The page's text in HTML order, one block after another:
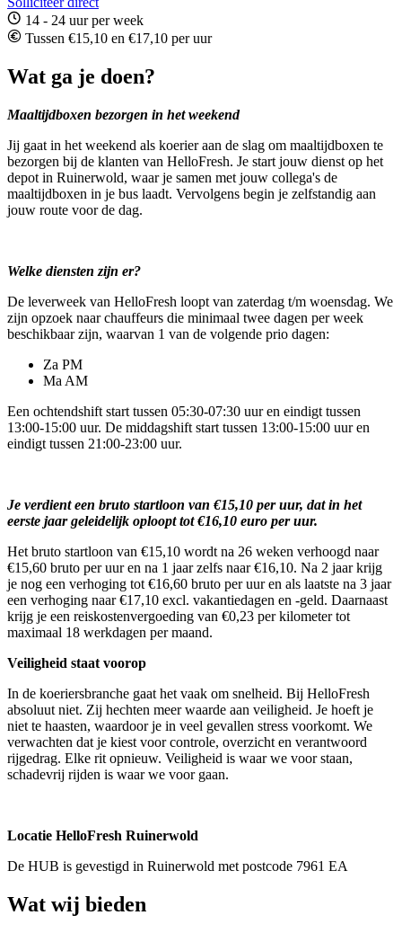
14 - 24 uur per week
Tussen €15,10 en €17,10 per uur
Wat ga je doen?
Maaltijdboxen bezorgen in het weekend
Jij gaat in het weekend als koerier aan de slag om maaltijdboxen te
bezorgen bij de klanten van HelloFresh. Je start jouw dienst op het
depot in Ruinerwold, waar je samen met jouw collega's de
maaltijdboxen in je bus laadt. Vervolgens begin je zelfstandig aan
jouw route voor de dag.
Welke diensten zijn er?
De leverweek van HelloFresh loopt van zaterdag t/m woensdag. We
zijn opzoek naar chauffeurs die minimaal twee dagen per week
beschikbaar zijn, waarvan 1 van de volgende prio dagen:
Za PM
Ma AM
Een ochtendshift start tussen 05:30-07:30 uur en eindigt tussen
13:00-15:00 uur. De middagshift start tussen 13:00-15:00 uur en
eindigt tussen 21:00-23:00 uur.
Je verdient een bruto startloon van €15,10 per uur, dat in het
eerste jaar geleidelijk oploopt tot €16,10 euro per uur.
Het bruto startloon van €15,10 wordt na 26 weken verhoogd naar
€15,60 bruto per uur en na 1 jaar zelfs naar €16,10. Na 2 jaar krijg
je nog een verhoging tot €16,60 bruto per uur en als laatste na 3 jaar
een verhoging naar €17,10 excl. vakantiedagen en -geld. Daarnaast
krijg je een reiskostenvergoeding van €0,23 per kilometer tot
maximaal 18 werkdagen per maand.
Veiligheid staat voorop
In de koeriersbranche gaat het vaak om snelheid. Bij HelloFresh
absoluut niet. Zij hechten meer waarde aan veiligheid. Je hoeft je
niet te haasten, waardoor je in veel gevallen stress voorkomt. We
verwachten dat je kiest voor controle, overzicht en verantwoord
rijgedrag. Elke rit opnieuw. Veiligheid is waar we voor staan,
schadevrij rijden is waar we voor gaan.
Locatie HelloFresh Ruinerwold
De HUB is gevestigd in Ruinerwold met postcode 7961 EA
Wat wij bieden